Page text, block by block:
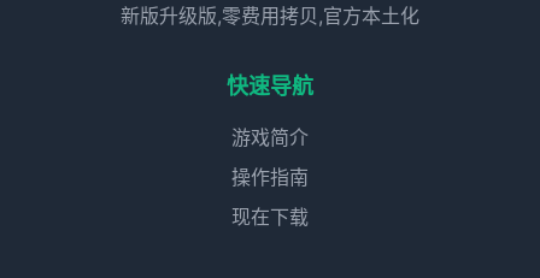
新版升级版,零费用拷贝,官方本土化
快速导航
游戏简介
操作指南
现在下载